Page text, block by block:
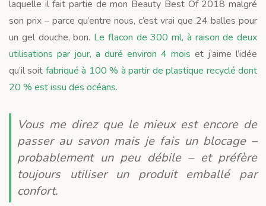
laquelle il fait partie de mon Beauty Best Of 2018 malgré
son prix – parce qu’entre nous, c’est vrai que 24 balles pour
un gel douche, bon. Le flacon de 300 ml, à raison de deux
utilisations par jour, a duré environ 4 mois et j’aime l’idée
qu’il soit fabriqué à 100 % à partir de plastique recyclé dont
20 % est issu des océans.
Vous me direz que le mieux est encore de
passer au savon mais je fais un blocage –
probablement un peu débile – et préfère
toujours utiliser un produit emballé par
confort.